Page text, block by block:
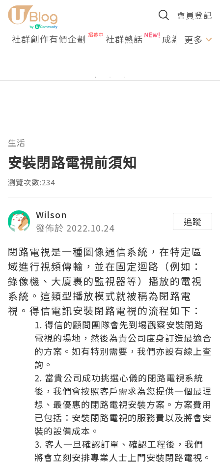
會員登記
社群創作有價企劃 社群熱話 成為U更多
生活
安裝閉路電視前須知
瀏覽次數:234
Wilson
發佈於 2022.10.24
追蹤
閉路電視是一種圖像通信系統，在特定區
域進行視頻傳輸，並在固定迴路（例如：
錄像機、大廈裹的監視器等）播放的電視
系統。這類型播放模式就被稱為閉路電
視。得信電訊安裝閉路電視的流程如下：
得信的顧問團隊會先到埸觀察安裝閉路
電視的場地，然後為貴公司度身訂造最適合
的方案。如有特別需要，我們亦設有線上查
詢。
當貴公司成功挑選心儀的閉路電視系統
後，我們會按照客戶需求為您提供一個最理
想、最優惠的閉路電視安裝方案。方案費用
已包括： 安裝閉路電視的服務費以及將會安
裝的設備成本。
客人一旦確認訂單、確認工程後，我們
將會立刻安排專業人士上門安裝閉路電視。